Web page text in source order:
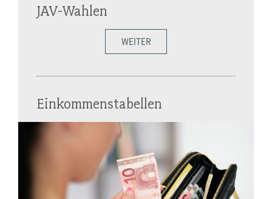
JAV-Wahlen
WEITER
Einkommenstabellen